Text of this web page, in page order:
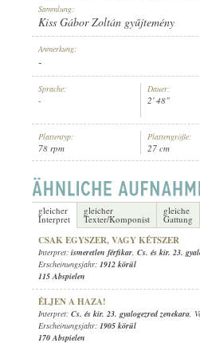
PLATTENAUFNAHME:
Sammlung:
Kiss Gábor Zoltán gyűjtemény
Anmerkung:
-
Sprache:
-
Dauer:
2' 48"
Plattentyp:
78 rpm
Plattengröße:
27 cm
gleicher
Interpret
gleicher
Texter/Komponist
gleiche
Gattung
CSAK EGYSZER, VAGY KÉTSZER
Interpret: ismeretlen férfikar, Cs. és kir. 23.
Erscheinungsjahr: 1912 körül
115 Abspielen
ÉLJEN A HAZA!
Interpret: Cs. és kir. 23. gyalogezred zenekara,
Erscheinungsjahr: 1905 körül
170 Abspielen